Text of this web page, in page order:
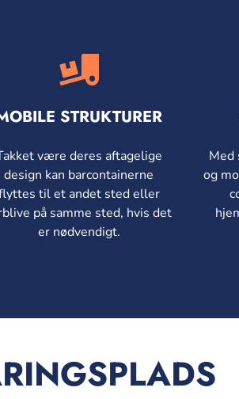
STRUKTURER
være deres aftagelige
design kan barcontainerne
til et andet sted eller
på samme sted, hvis det
er nødvendigt.
Med
og